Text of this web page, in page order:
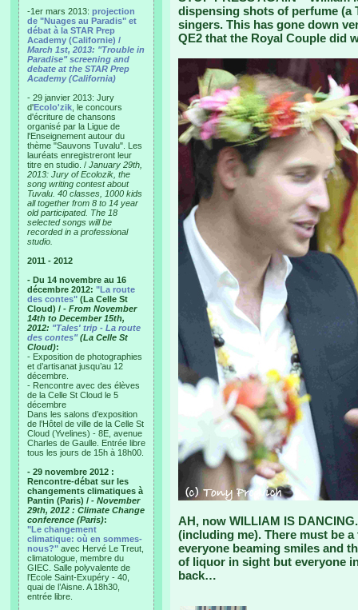
-1er mars 2013: projection
de "Nuages au Paradis" et
débat à la STAR Prep
Academy (Californie) /
March 1st, 2013: "Trouble in
Paradise" screening and
debate at the STAR Prep
Academy (California)
- 29 janvier 2013: Jury
d'Ecolo'zik , le concours
d'écriture de chansons
organisé par la Ligue de
l'Enseignement autour du
thème "Sauvons Tuvalu". Les
lauréats enregistreront leur
titre en studio. / January 29th,
2013: Jury of Ecolozik, the
song writing contest about
Tuvalu. 40 classes, 1000 kids
all together from 8 to 14 year
old participated. The 18
selected songs will be
recorded in a professional
studio.
2011 - 2012
- Du 14 novembre au 16
décembre 2012: "La route
des contes" (La Celle St
Cloud) / - From November
14th to December 15th,
2012: "Tales' trip - La route
des contes"(La Celle St
Cloud):
- Exposition de photographies
et d’artisanat jusqu’au 12
décembre.
- Rencontre avec des élèves
de la Celle St Cloud le 5
décembre
Dans les salons d’exposition
de l’Hôtel de ville de la Celle St
Cloud (Yvelines) - 8E, avenue
Charles de Gaulle. Entrée libre
tous les jours de 15h à 18h00.
- 29 novembre 2012 :
Rencontre-débat sur les
changements climatiques à
Pantin (Paris) / - November
29th, 2012 : Climate Change
conference (Paris):
"Le changement
climatique: où en sommes-
nous?" avec Hervé Le Treut,
climatologue, membre du
GIEC. Salle polyvalente de
l’Ecole Saint-Exupéry - 40,
quai de l’Aisne. A 18h30,
entrée libre.
dispensing shots of perfume (a
singers. This has gone down
QE2 that the Royal Couple did
AH, now WILLIAM IS
(including me). There must be
everyone beaming smiles and
of liquor in sight but everyone
back…